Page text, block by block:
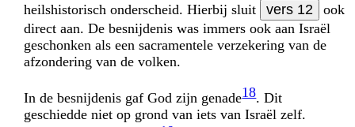
heilshistorisch onderscheid. Hierbij sluit
vers 12
ook
direct aan. De besnijdenis was immers ook aan Israël
geschonken als een sacramentele verzekering van de
afzondering van de volken.
In de besnijdenis gaf God zijn genade18. Dit
geschiedde niet op grond van iets van Israël zelf.